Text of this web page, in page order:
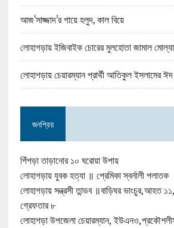
আজ‘সাজ্জাদ’র গায়ে হলুদ, কাল বিয়ে
লোহাগড়ায় ইজিবাইক চোরের মুলহোতা জামাল
লোহাগড়ায় চেয়ারম্যান প্রার্থী আতিকুল ইসলামের
জনপ্রিয়
পিঁপড়া তাড়ানোর ১০ ঘরোয়া উপায়
লোহাগড়ায় যুবক হত্যা ॥ প্রেমিকা স্বর্নালী পলাতক
লোহাগড়ায় সন্ত্রসী তান্ডব ॥বাড়িঘর ভাংচুর,আহত
গ্রেফতার ৮
লোহাগড়া উপজেলা চেয়ারম্যান,